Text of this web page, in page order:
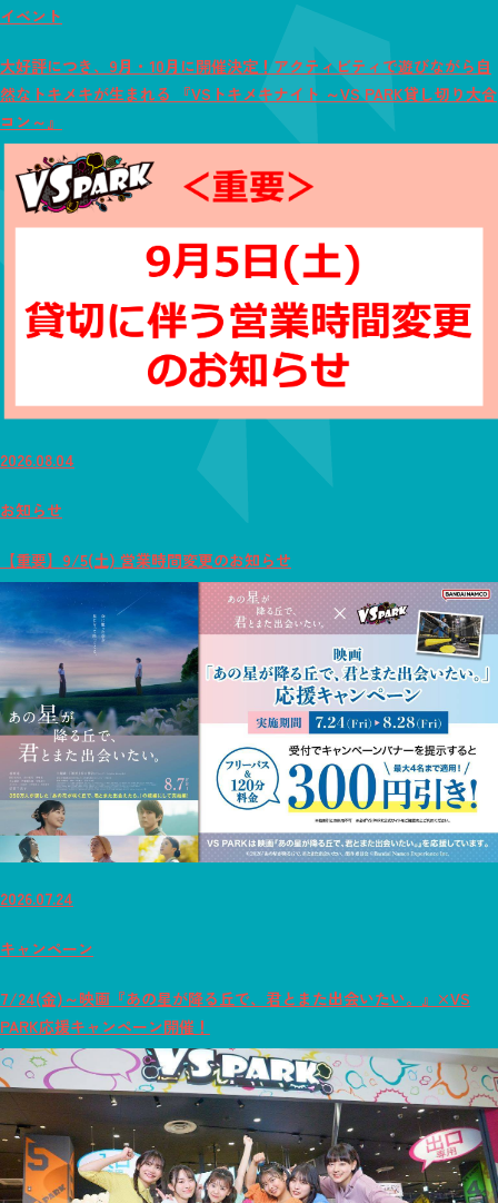
イベント
大好評につき、9月・10月に開催決定！アクティビティで遊びながら自
然なトキメキが生まれる 『VSトキメキナイト ～VS PARK貸し切り大合
コン～』
2026.08.04
お知らせ
【重要】9/5(土) 営業時間変更のお知らせ
2026.07.24
キャンペーン
7/24(金)～映画『あの星が降る丘で、君とまた出会いたい。』×VS
PARK応援キャンペーン開催！